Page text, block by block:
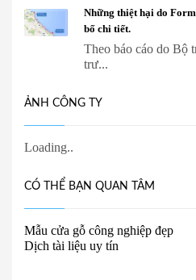
Những thiệt hại do
bố chi tiết.
Theo báo cáo do Bộ
trư...
ẢNH CÔNG TY
CÓ THỂ BẠN QUAN TÂM
Mẫu cửa gỗ công nghiệp đẹp
Dịch tài liệu uy tín